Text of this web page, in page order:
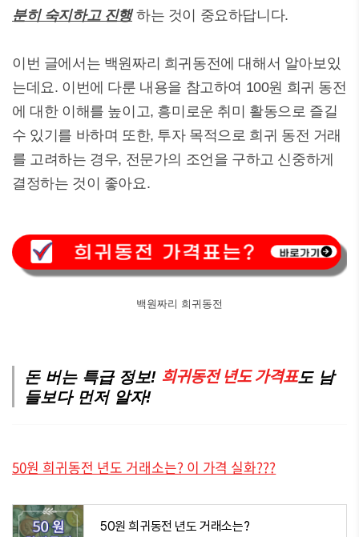
분히 숙지하고 진행 하는 것이 중요하답니다.
이번 글에서는 백원짜리 희귀동전에 대해서 알아보있
는데요. 이번에 다룬 내용을 참고하여 100원 희귀 동전
에 대한 이해를 높이고, 흥미로운 취미 활동으로 즐길
수 있기를 바하며 또한, 투자 목적으로 희귀 동전 거래
를 고려하는 경우, 전문가의 조언을 구하고 신중하게
결정하는 것이 좋아요.
백원짜리 희귀동전
돈 버는 특급 정보! 희귀동전 년도 가격표도 남
들보다 먼저 알자!
50원 희귀동전 년도 거래소는? 이 가격 실화???
50원 희귀동전 년도 거래소는?